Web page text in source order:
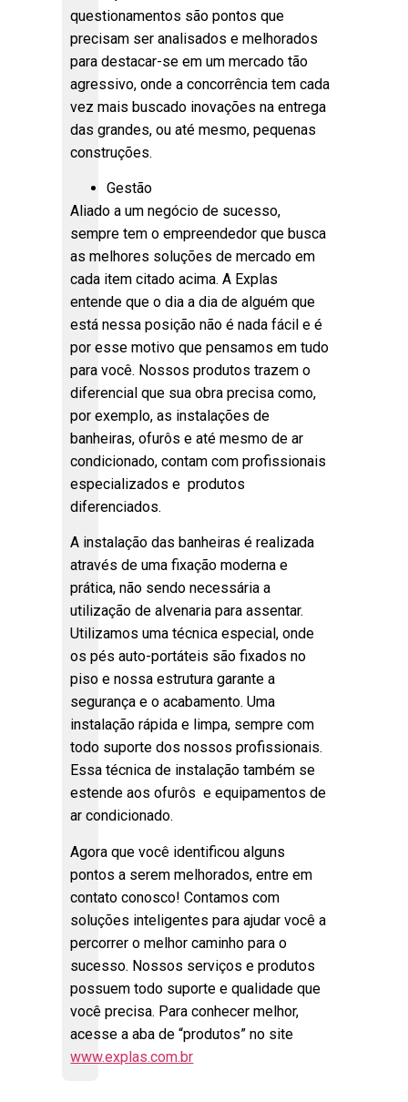
questionamentos são pontos que
precisam ser analisados e melhorados
para destacar-se em um mercado tão
agressivo, onde a concorrência tem cada
vez mais buscado inovações na entrega
das grandes, ou até mesmo, pequenas
construções.
Gestão
Aliado a um negócio de sucesso,
sempre tem o empreendedor que busca
as melhores soluções de mercado em
cada item citado acima. A Explas
entende que o dia a dia de alguém que
está nessa posição não é nada fácil e é
por esse motivo que pensamos em tudo
para você. Nossos produtos trazem o
diferencial que sua obra precisa como,
por exemplo, as instalações de
banheiras, ofurôs e até mesmo de ar
condicionado, contam com profissionais
especializados e produtos
diferenciados.
A instalação das banheiras é realizada
através de uma fixação moderna e
prática, não sendo necessária a
utilização de alvenaria para assentar.
Utilizamos uma técnica especial, onde
os pés auto-portáteis são fixados no
piso e nossa estrutura garante a
segurança e o acabamento. Uma
instalação rápida e limpa, sempre com
todo suporte dos nossos profissionais.
Essa técnica de instalação também se
estende aos ofurôs e equipamentos de
ar condicionado.
Agora que você identificou alguns
pontos a serem melhorados, entre em
contato conosco! Contamos com
soluções inteligentes para ajudar você a
percorrer o melhor caminho para o
sucesso. Nossos serviços e produtos
possuem todo suporte e qualidade que
você precisa. Para conhecer melhor,
acesse a aba de “produtos” no site
www.explas.com.br